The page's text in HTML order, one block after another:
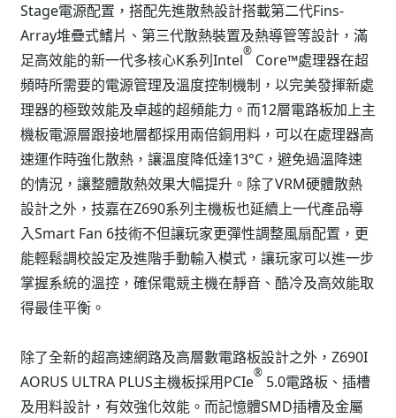
Stage電源配置，搭配先進散熱設計搭載第二代Fins-
Array堆疊式鰭片、第三代散熱裝置及熱導管等設計，滿
足高效能的新一代多核心K系列Intel® Core™處理器在超
頻時所需要的電源管理及溫度控制機制，以完美發揮新處
理器的極致效能及卓越的超頻能力。而12層電路板加上主
機板電源層跟接地層都採用兩倍銅用料，可以在處理器高
速運作時強化散熱，讓溫度降低達13°C，避免過溫降速
的情況，讓整體散熱效果大幅提升。除了VRM硬體散熱
設計之外，技嘉在Z690系列主機板也延續上一代產品導
入Smart Fan 6技術不但讓玩家更彈性調整風扇配置，更
能輕鬆調校設定及進階手動輸入模式，讓玩家可以進一步
掌握系統的溫控，確保電競主機在靜音、酷冷及高效能取
得最佳平衡。
除了全新的超高速網路及高層數電路板設計之外，Z690I
AORUS ULTRA PLUS主機板採用PCIe® 5.0電路板、插槽
及用料設計，有效強化效能。而記憶體SMD插槽及金屬